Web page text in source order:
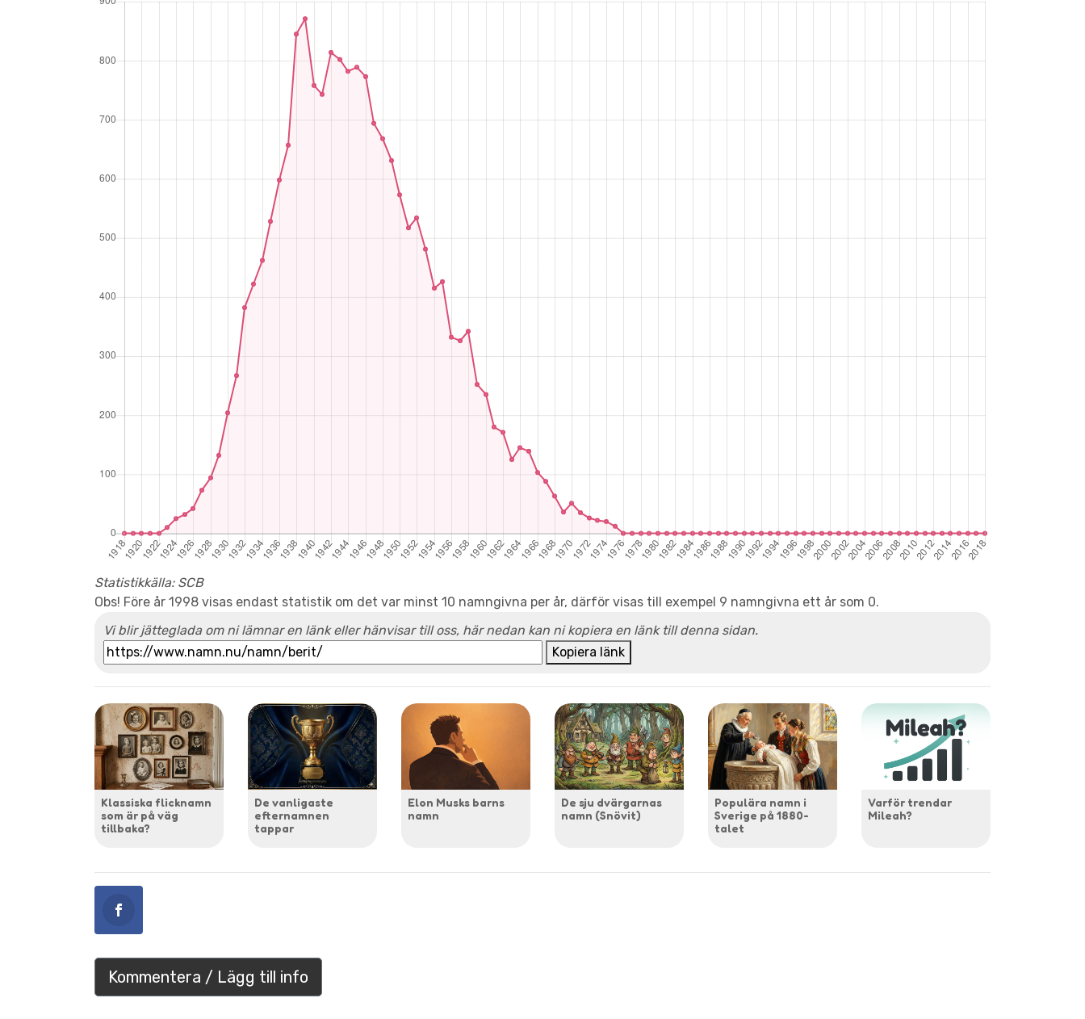
Statistikkälla: SCB
Obs! Före år 1998 visas endast statistik om det var minst 10 namngivna per år, därför visas till exempel 9 namngivna ett år som 0.
Vi blir jätteglada om ni lämnar en länk eller hänvisar till oss, här nedan kan ni kopiera en länk till denna sidan.
Kopiera länk
Klassiska flicknamn
som är på väg
tillbaka?
De vanligaste
efternamnen
tappar
Elon Musks barns
namn
De sju dvärgarnas
namn (Snövit)
Populära namn i
Sverige på 1880-
talet
Varför trendar
Mileah?
Kommentera / Lägg till info